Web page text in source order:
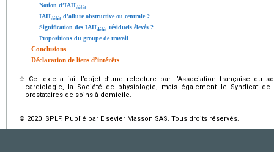
Notion d’IAHdébit
IAHdébit d’allure obstructive ou centrale ?
Signification des IAHdébit résiduels élevés ?
Propositions du groupe de travail
Conclusions
Déclaration de liens d’intérêts
☆
Ce texte a fait l’objet d’une relecture par l’Association française du
cardiologie, la Société de physiologie, mais également le Syndicat de
prestataires de soins à domicile.
© 2020 SPLF. Publié par Elsevier Masson SAS. Tous droits réservés.